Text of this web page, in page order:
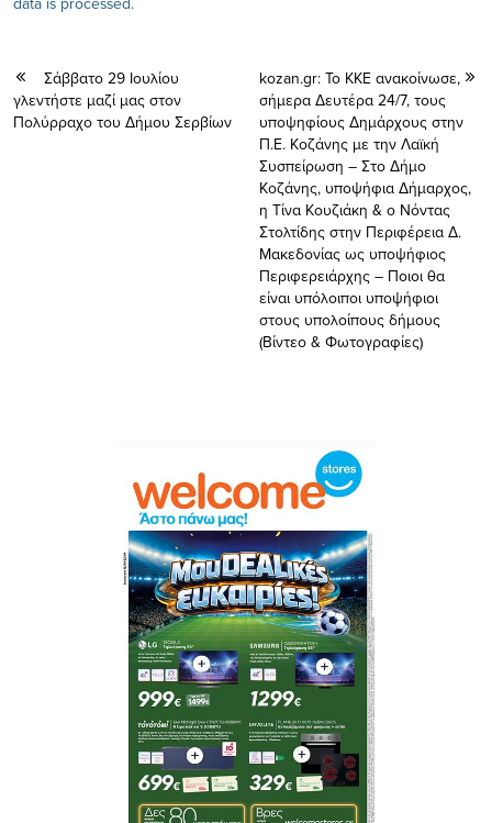
Σάββατο 29 Ιουλίου
γλεντήστε μαζί μας στον
Πολύρραχο του Δήμου Σερβίων
kozan.gr: Το ΚΚΕ ανακοίνωσε,
σήμερα Δευτέρα 24/7, τους
υποψηφίους Δημάρχους στην
Π.Ε. Κοζάνης με την Λαϊκή
Συσπείρωση – Στο Δήμο
Κοζάνης, υποψήφια Δήμαρχος,
η Τίνα Κουζιάκη & ο Νόντας
Στολτίδης στην Περιφέρεια Δ.
Μακεδονίας ως υποψήφιος
Περιφερειάρχης – Ποιοι θα
είναι υπόλοιποι υποψήφιοι
στους υπολοίπους δήμους
(Βίντεο & Φωτογραφίες)